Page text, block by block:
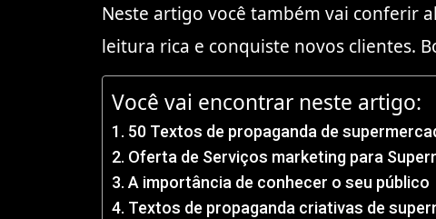
Neste artigo você também vai conferir
leitura rica e conquiste novos clientes.
Você vai encontrar neste artigo:
50 Textos de propaganda de
Oferta de Serviços marketing para
A importância de conhecer o seu público
Textos de propaganda criativas de